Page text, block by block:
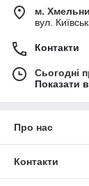
м.
вул.
Контакти
Сьогодні
Показати
Про нас
Контакти